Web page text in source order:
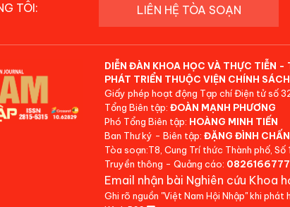
TÔI: LIÊN HỆ TÒA SOẠN
DIỄN ĐÀN KHOA HỌC VÀ THỰC TIỄN -
PHÁT TRIỂN THUỘC VIỆN CHÍNH
Giấy phép hoạt động Tạp chí Điện tử số
Tổng Biên tập: ĐOÀN MẠNH PHƯƠNG
Phó Tổng Biên tập: HOÀNG MINH TIẾN
Ban Thư ký - Biên tập: ĐẶNG ĐÌNH
Tòa soạn:T8, Cung Trí thức Thành phố, Số
Truyền thông - Quảng cáo: 0826166777
Email nhận bài Nghiên cứu Khoa
Ghi rõ nguồn "Việt Nam Hội Nhập" khi phát